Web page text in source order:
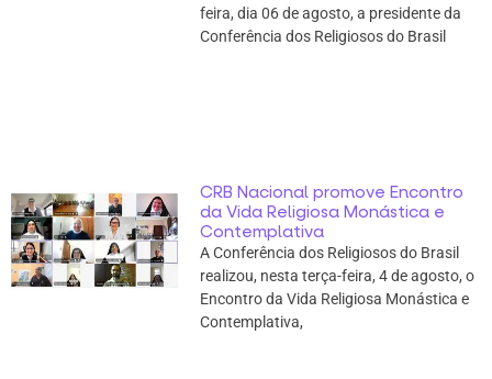
feira, dia 06 de agosto, a presidente da
Conferência dos Religiosos do Brasil
CRB Nacional promove Encontro
da Vida Religiosa Monástica e
Contemplativa
A Conferência dos Religiosos do Brasil
realizou, nesta terça-feira, 4 de agosto, o
Encontro da Vida Religiosa Monástica e
Contemplativa,